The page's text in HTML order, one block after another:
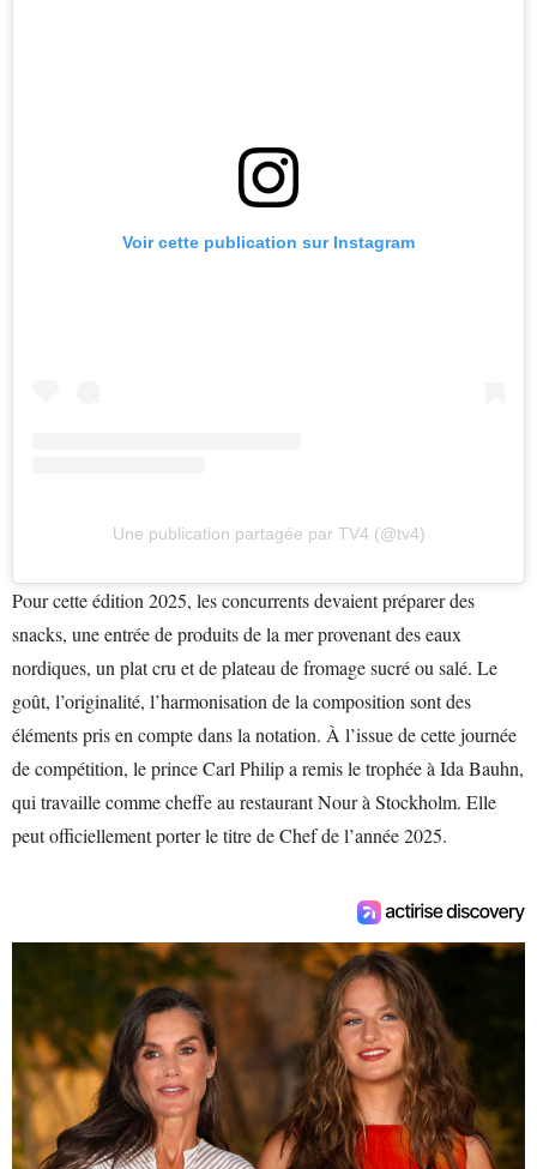
Voir cette publication sur Instagram
Une publication partagée par TV4 (@tv4)
Pour cette édition 2025, les concurrents devaient préparer des
snacks, une entrée de produits de la mer provenant des eaux
nordiques, un plat cru et de plateau de fromage sucré ou salé. Le
goût, l’originalité, l’harmonisation de la composition sont des
éléments pris en compte dans la notation. À l’issue de cette journée
de compétition, le prince Carl Philip a remis le trophée à Ida Bauhn,
qui travaille comme cheffe au restaurant Nour à Stockholm. Elle
peut officiellement porter le titre de Chef de l’année 2025.